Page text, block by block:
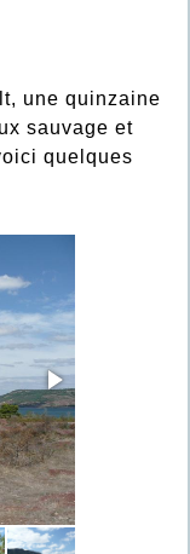
une quinzaine
sauvage et
quelques